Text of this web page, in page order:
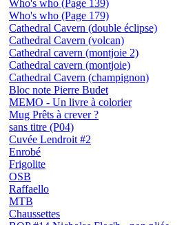
Who's who (Page 139)
Who's who (Page 179)
Cathedral Cavern (double éclipse)
Cathedral Cavern (volcan)
Cathedral cavern (montjoie 2)
Cathedral cavern (montjoie)
Cathedral Cavern (champignon)
Bloc note Pierre Budet
MEMO - Un livre à colorier
Mug Prêts à crever ?
sans titre (P04)
Cuvée Lendroit #2
Enrobé
Frigolite
OSB
Raffaello
MTB
Chaussettes